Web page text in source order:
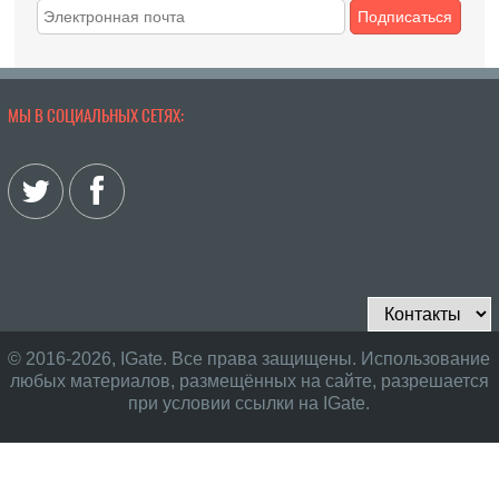
Подписаться
МЫ В СОЦИАЛЬНЫХ СЕТЯХ:
© 2016-2026, IGate. Все права защищены. Использование
любых материалов, размещённых на сайте, разрешается
при условии ссылки на IGate.